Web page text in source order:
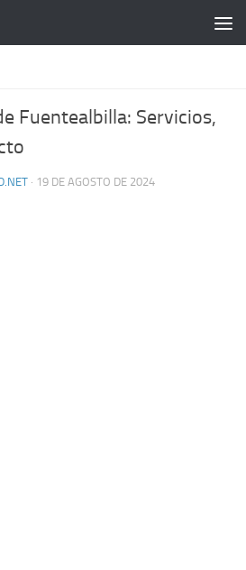
Fuentealbilla: Servicios,
· 19 DE AGOSTO DE 2024